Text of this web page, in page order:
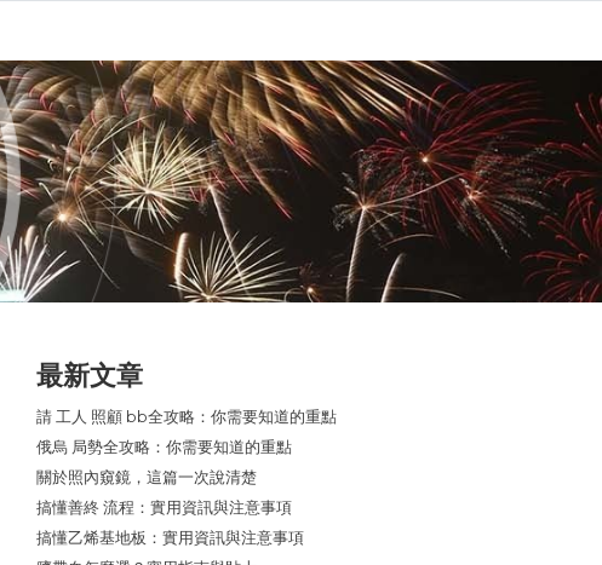
最新文章
請 工人 照顧 bb全攻略：你需要知道的重點
俄烏 局勢全攻略：你需要知道的重點
關於照內窺鏡，這篇一次說清楚
搞懂善終 流程：實用資訊與注意事項
搞懂乙烯基地板：實用資訊與注意事項